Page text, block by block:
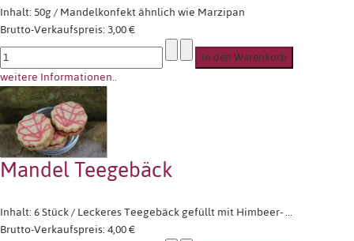
Inhalt: 50g / Mandelkonfekt ähnlich wie Marzipan
Brutto-Verkaufspreis:3,00 €
weitere Informationen..
Mandel Teegebäck
Inhalt: 6 Stück / Leckeres Teegebäck gefüllt mit Himbeer- ...
Brutto-Verkaufspreis:4,00 €